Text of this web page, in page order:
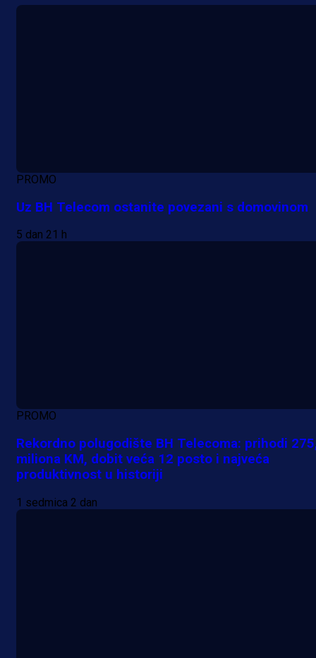
PROMO
Uz BH Telecom ostanite povezani s domovinom
5 dan 21 h
PROMO
Rekordno polugodište BH Telecoma: prihodi
miliona KM, dobit veća 12 posto i najveća
produktivnost u historiji
1 sedmica 2 dan